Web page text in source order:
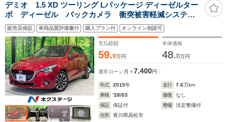
デミオ 1.5 XD ツーリング Lパッケージ ディーゼルター
ボ ディーゼル バックカメラ 衝突被害軽減システ
ム 禁煙車 レザーシート ドラレコ スマートキー
LEDヘッド ビルトインETC クルコン 純正16インチ
アルミ オートライト オートエアコン
販売店保証 車両品質評価書付 購入プラン付 オンライン相談可
支払総額
59.9万円
本体価格
48.0万円
通常ローン 月々7,400円
年式 2015年 走行 7.6万km
車検
'28/03 修復
なし
保証
保証付 整備
法定整備付
住所
香川県高松市